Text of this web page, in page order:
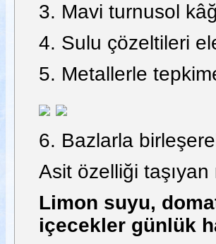
3. Mavi turnusol
4. Sulu çözeltileri
5. Metallerle
6. Bazlarla
Asit özelliği
Limon suyu,
içecekler günlük